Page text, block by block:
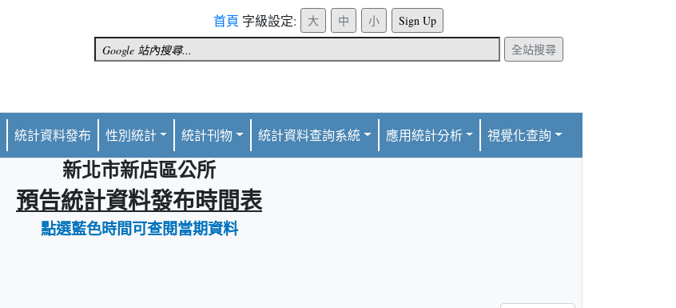
首頁 字級設定:
Sign Up
全站搜尋
統計資料發布 性別統計 統計刊物 統計資料查詢系統 應用統計分析 視覺化查詢
新北市新店區公所
預告統計資料發布時間表
點選藍色時間可查閱當期資料